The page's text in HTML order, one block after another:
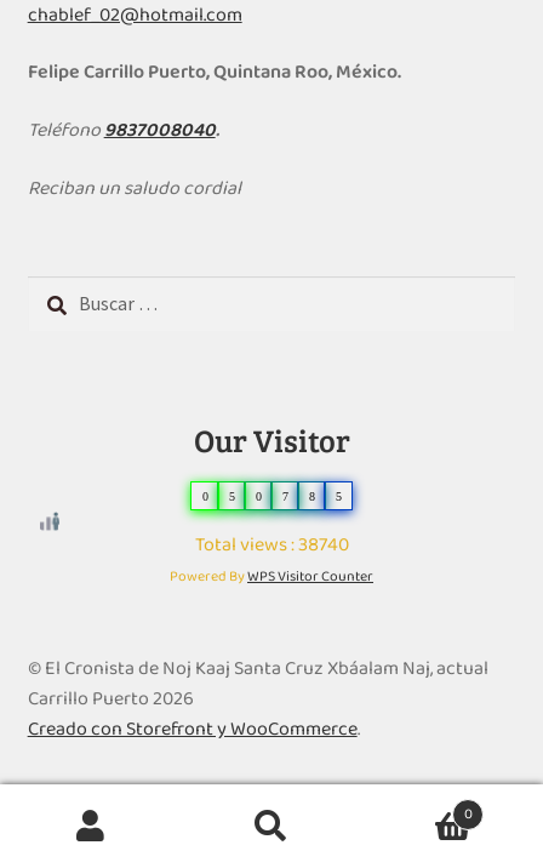
chablef_02@hotmail.com
Felipe Carrillo Puerto, Quintana Roo, México.
Teléfono9837008040.
Reciban un saludo cordial
Buscar:
Our Visitor
0 5 0 7 8 5
Total views : 38740
Powered ByWPS Visitor Counter
© El Cronista de Noj Kaaj Santa Cruz Xbáalam Naj, actual
Carrillo Puerto 2026
Creado con Storefront y WooCommerce.
0